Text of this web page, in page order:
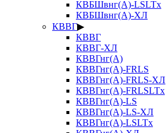
КВБШвнг(А)-LSLTx
КВБШвнг(А)-ХЛ
КВВГ▶
КВВГ
КВВГ-ХЛ
КВВГнг(А)
КВВГнг(А)-FRLS
КВВГнг(А)-FRLS-ХЛ
КВВГнг(А)-FRLSLTx
КВВГнг(А)-LS
КВВГнг(А)-LS-ХЛ
КВВГнг(А)-LSLTx